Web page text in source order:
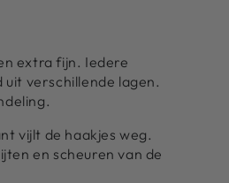
extra fijn. Iedere
verschillende lagen.
vijlt de haakjes weg.
en scheuren van de